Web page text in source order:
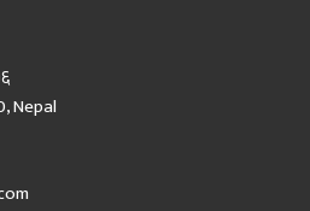
Nepal